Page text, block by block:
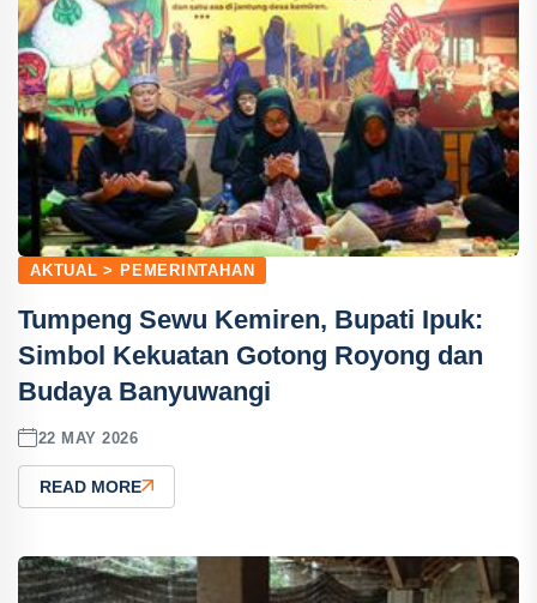
AKTUAL > PEMERINTAHAN
Tumpeng Sewu Kemiren, Bupati Ipuk:
Simbol Kekuatan Gotong Royong dan
Budaya Banyuwangi
22 MAY 2026
READ MORE